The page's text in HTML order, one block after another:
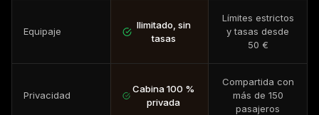
Equipaje
Ilimitado, sin
tasas
Límites estrictos
y tasas desde
50 €
Privacidad
Cabina 100 %
privada
Compartida con
más de 150
pasajeros